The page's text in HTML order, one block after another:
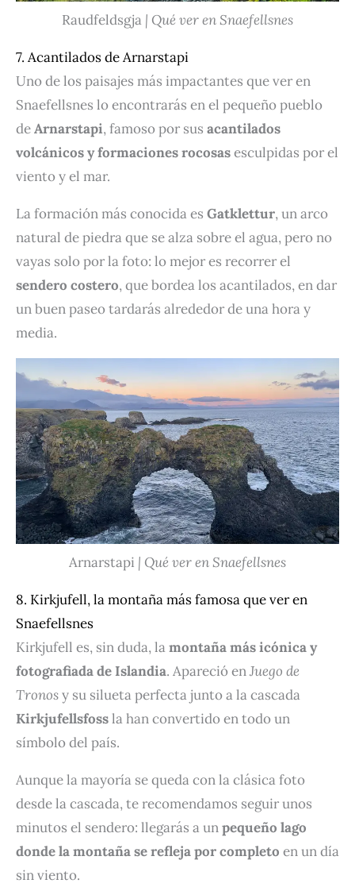
Raudfeldsgja | Qué ver en Snaefellsnes
7. Acantilados de Arnarstapi
Uno de los paisajes más impactantes que ver en
Snaefellsnes lo encontrarás en el pequeño pueblo
deArnarstapi, famoso por sus acantilados
volcánicos y formaciones rocosasesculpidas por el
viento y el mar.
La formación más conocida es Gatklettur, un arco
natural de piedra que se alza sobre el agua, pero no
vayas solo por la foto: lo mejor es recorrer el
sendero costero, que bordea los acantilados, en dar
un buen paseo tardarás alrededor de una hora y
media.
Arnarstapi | Qué ver en Snaefellsnes
8. Kirkjufell, la montaña más famosa que ver en
Snaefellsnes
Kirkjufell es, sin duda, lamontaña más icónica y
fotografiada de Islandia. Apareció enJuego de
Tronosy su silueta perfecta junto a la cascada
Kirkjufellsfossla han convertido en todo un
símbolo del país.
Aunque la mayoría se queda con la clásica foto
desde la cascada, te recomendamos seguir unos
minutos el sendero: llegarás a unpequeño lago
donde la montaña se refleja por completo en un día
sin viento.